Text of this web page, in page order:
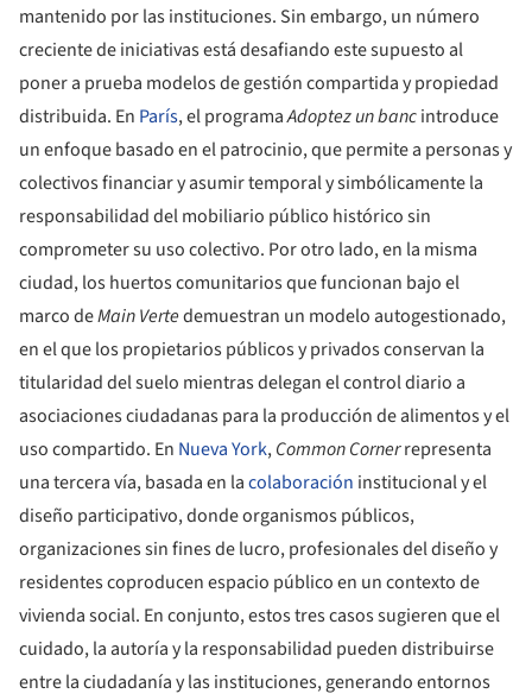
mantenido por las instituciones. Sin embargo, un número
creciente de iniciativas está desafiando este supuesto al
poner a prueba modelos de gestión compartida y propiedad
distribuida. En París, el programaAdoptez un bancintroduce
un enfoque basado en el patrocinio, que permite a personas y
colectivos financiar y asumir temporal y simbólicamente la
responsabilidad del mobiliario público histórico sin
comprometer su uso colectivo. Por otro lado, en la misma
ciudad, los huertos comunitarios que funcionan bajo el
marco deMain Vertedemuestran un modelo autogestionado,
en el que los propietarios públicos y privados conservan la
titularidad del suelo mientras delegan el control diario a
asociaciones ciudadanas para la producción de alimentos y el
uso compartido. En Nueva York,Common Cornerrepresenta
una tercera vía, basada en lacolaboración institucional y el
diseño participativo, donde organismos públicos,
organizaciones sin fines de lucro, profesionales del diseño y
residentes coproducen espacio público en un contexto de
vivienda social. En conjunto, estos tres casos sugieren que el
cuidado, la autoría y la responsabilidad pueden distribuirse
entre la ciudadanía y las instituciones, generando entornos